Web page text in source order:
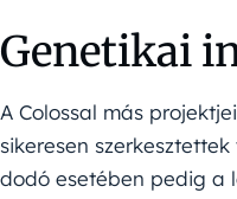
Genetikai
A Colossal más
sikeresen
dodó esetében pedig a